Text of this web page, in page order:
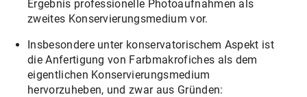
Ergebnis professionelle Photoaufnahmen als
zweites Konservierungsmedium vor.
Insbesondere unter konservatorischem Aspekt ist
die Anfertigung von Farbmakrofiches als dem
eigentlichen Konservierungsmedium
hervorzuheben, und zwar aus Gründen: